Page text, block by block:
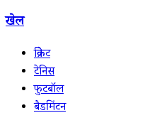
खेल
क्रिकेट
टेनिस
फुटबॉल
बैडमिंटन